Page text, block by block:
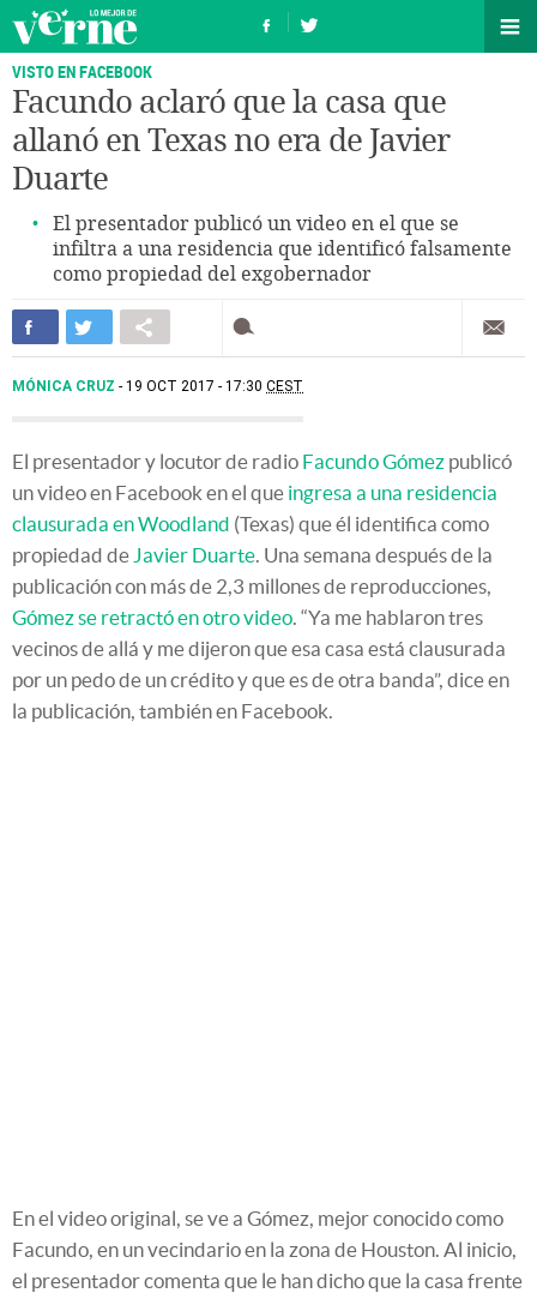
VISTO EN FACEBOOK
Facundo aclaró que la casa que
allanó en Texas no era de Javier
Duarte
El presentador publicó un video en el que se
infiltra a una residencia que identificó falsamente
como propiedad del exgobernador
MÓNICA CRUZ 19 OCT 2017 - 17:30 CEST
El presentador y locutor de radio Facundo Gómez publicó
un video en Facebook en el que ingresa a una residencia
clausurada en Woodland (Texas) que él identifica como
propiedad de Javier Duarte. Una semana después de la
publicación con más de 2,3 millones de reproducciones,
Gómez se retractó en otro video. “Ya me hablaron tres
vecinos de allá y me dijeron que esa casa está clausurada
por un pedo de un crédito y que es de otra banda”, dice en
la publicación, también en Facebook.
En el video original, se ve a Gómez, mejor conocido como
Facundo, en un vecindario en la zona de Houston. Al inicio,
el presentador comenta que le han dicho que la casa frente